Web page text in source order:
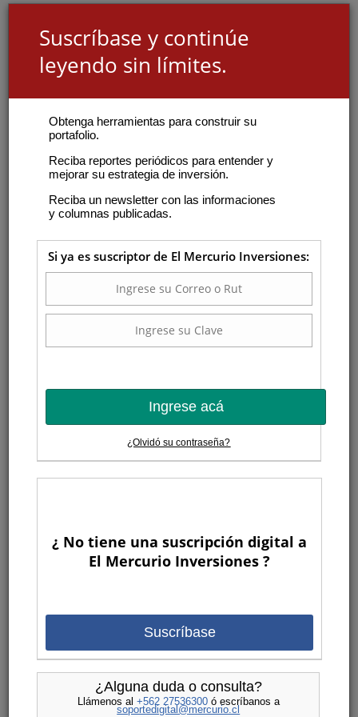
Suscríbase y continúe
leyendo sin límites.
Obtenga herramientas para construir su
portafolio.
Reciba reportes periódicos para entender y
mejorar su estrategia de inversión.
Reciba un newsletter con las informaciones
y columnas publicadas.
Si ya es suscriptor de El Mercurio Inversiones:
Ingrese acá
¿Olvidó su contraseña?
¿ No tiene una suscripción digital a
El Mercurio Inversiones ?
Suscríbase
¿Alguna duda o consulta?
Llámenos al +562 27536300ó escríbanos a
soportedigital@mercurio.cl